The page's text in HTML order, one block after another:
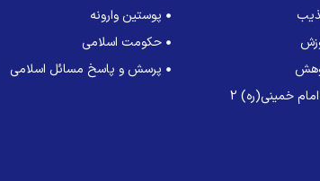
خمینی(ره) 2
پوستین وارونه
حکومت اسلامی
پرسش و پاسخ مسائل اسلامی